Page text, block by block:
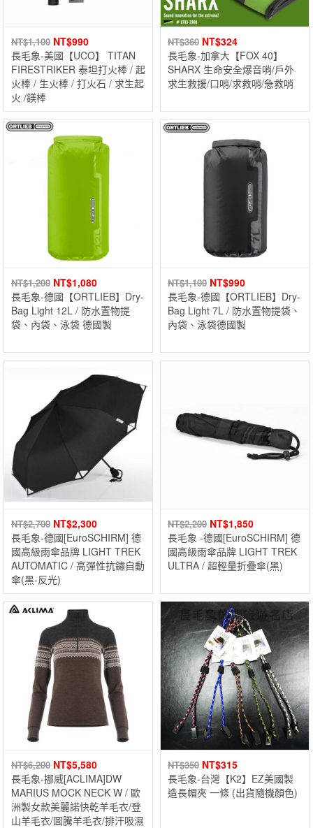
NT$1,100 NT$990
長毛象-美國【UCO】 TITAN
FIRESTRIKER 泰坦打火棒 / 起
火棒 / 生火棒 / 打火石 / 求生起
火 /鎂棒
NT$360 NT$324
長毛象-加拿大【FOX 40】
SHARX 生命安全爆音哨/戶外
求生救援/口哨/求救哨/急救哨
NT$1,200 NT$1,080
長毛象-德國【ORTLIEB】Dry-
Bag Light 12L / 防水置物提
袋、內袋、泳袋 德國製
NT$1,100 NT$990
長毛象-德國【ORTLIEB】Dry-
Bag Light 7L / 防水置物提袋、
內袋、泳袋德國製
NT$2,700 NT$2,300
長毛象-德國[EuroSCHIRM] 德
國高級雨傘品牌 LIGHT TREK
AUTOMATIC / 高彈性抗鏽自動
傘(黑-反光)
NT$2,200 NT$1,850
長毛象 -德國[EuroSCHIRM] 德
國高級雨傘品牌 LIGHT TREK
ULTRA / 超輕量折疊傘(黑)
NT$6,200 NT$5,580
長毛象-挪威[ACLIMA]DW
MARIUS MOCK NECK W / 歐
洲製女款美麗諾快乾羊毛衣/登
山羊毛衣/圖騰羊毛衣/排汗吸濕
NT$350 NT$315
長毛象-台灣【K2】EZ美國製
造長帽夾 一條 (出貨隨機顏色)